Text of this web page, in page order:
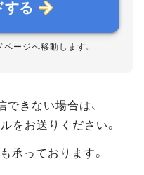
する
ージへ移動します。
きない場合は、
をお送りください。
承っております。